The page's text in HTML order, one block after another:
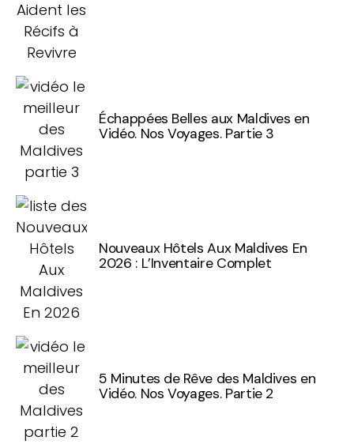
Échappées Belles aux Maldives en
Vidéo. Nos Voyages. Partie 3
Nouveaux Hôtels Aux Maldives En
2026 : L’Inventaire Complet
5 Minutes de Rêve des Maldives en
Vidéo. Nos Voyages. Partie 2